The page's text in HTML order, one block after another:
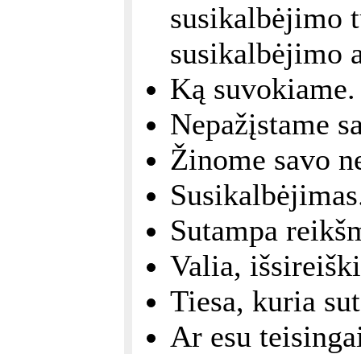
susikalbėjimo
susikalbėjimo
Ką suvokiame.
Nepažįstame
Žinome savo
Sutampa
Valia,
Tiesa, kuria
Ar esu